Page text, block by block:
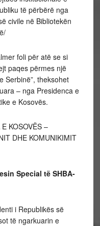
të përbërë nga
civile në Bibliotekën
foli për atë se si
paqes përmes një
Serbinë”, theksohet
– nga Presidenca e
e Kosovës.
KOSOVËS –
DHE KOMUNIKIMIT
Special të SHBA-
i Republikës së
të ngarkuarin e